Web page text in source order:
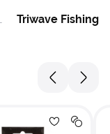
Triwave Fishing
сравнение